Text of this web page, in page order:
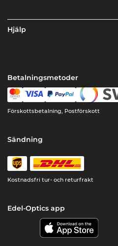
Hjälp
Betalningsmetoder
Förskottsbetalning, Postförskott
Sändning
Kostnadsfri tur- och returfrakt
Edel-Optics app